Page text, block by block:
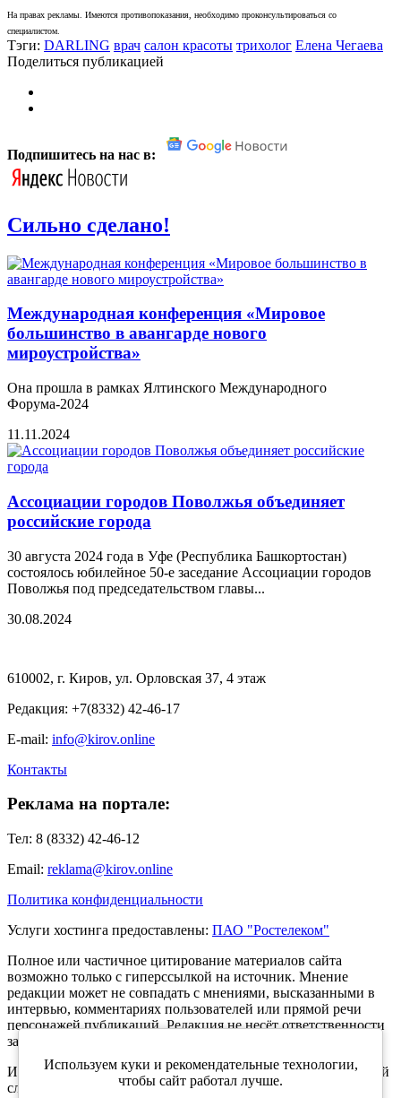
На правах рекламы. Имеются противопоказания, необходимо проконсультироваться со
специалистом.
Тэги: DARLING врач салон красоты трихолог Елена Чегаева
Поделиться публикацией
Подпишитесь на нас в:
Сильно сделано!
Международная конференция «Мировое
большинство в авангарде нового
мироустройства»
Она прошла в рамках Ялтинского Международного
Форума-2024
11.11.2024
Ассоциации городов Поволжья объединяет
российские города
30 августа 2024 года в Уфе (Республика Башкортостан)
состоялось юбилейное 50-е заседание Ассоциации городов
Поволжья под председательством главы...
30.08.2024
610002, г. Киров, ул. Орловская 37, 4 этаж
Редакция: +7(8332) 42-46-17
E-mail: info@kirov.online
Контакты
Реклама на портале:
Тел: 8 (8332) 42-46-12
Email: reklama@kirov.online
Политика конфиденциальности
Услуги хостинга предоставлены: ПАО "Ростелеком"
Полное или частичное цитирование материалов сайта
возможно только с гиперссылкой на источник. Мнение
редакции может не совпадать с мнениями, высказанными в
интервью, комментариях пользователей или прямой речи
персонажей публикаций. Редакция не несёт ответственности
за текст комментариев читателей.
Интернет-портал Kirov.online зарегистрирован в Федеральной
службе по надзору в сфере связи, информационных
Используем куки и рекомендательные технологии,
чтобы сайт работал лучше.